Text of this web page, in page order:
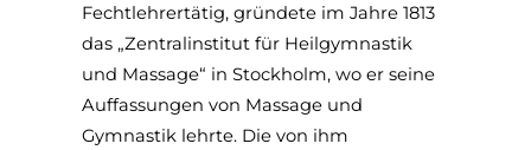
Fechtlehrertätig, gründete im Jahre 1813
das „Zentralinstitut für Heilgymnastik
und Massage“ in Stockholm, wo er seine
Auffassungen von Massage und
Gymnastik lehrte. Die von ihm